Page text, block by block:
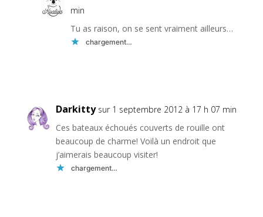
min
Tu as raison, on se sent vraiment ailleurs…
chargement…
Darkitty sur 1 septembre 2012 à 17 h 07 min
Ces bateaux échoués couverts de rouille ont
beaucoup de charme! Voilà un endroit que
j’aimerais beaucoup visiter!
chargement…